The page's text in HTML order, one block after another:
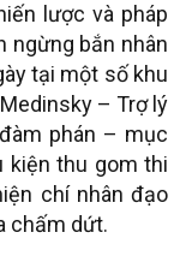
lược và pháp
ngừng bắn nhân
tại một số khu
– Trợ lý
phán – mục
kiện thu gom thi
chí nhân đạo
chấm dứt.